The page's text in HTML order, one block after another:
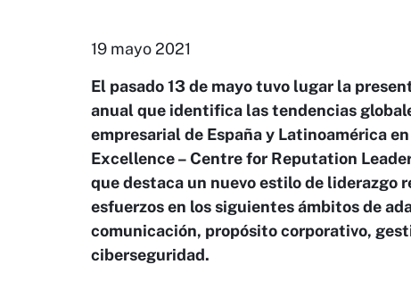
19 mayo 2021
El pasado 13 de mayo tuvo lugar la
anual que identifica las tendencias
empresarial de España y Latinoamérica
Excellence – Centre for Reputation
que destaca un nuevo estilo de liderazgo
esfuerzos en los siguientes ámbitos de
comunicación, propósito corporativo,
ciberseguridad.